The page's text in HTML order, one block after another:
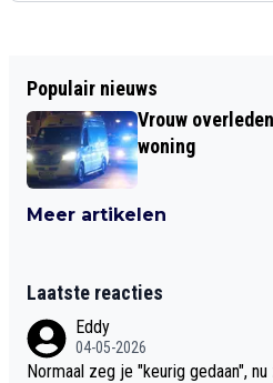
Populair nieuws
Vrouw
woning
Meer artikelen
Laatste reacties
Eddy
04-05-2026
Normaal zeg je "keurig gedaan",